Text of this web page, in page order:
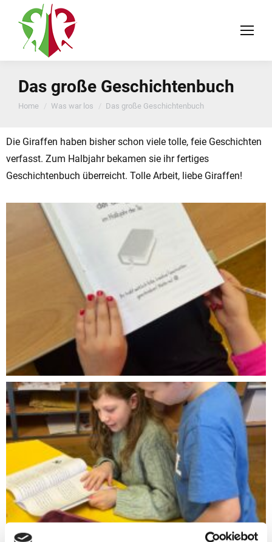
Das große Geschichtenbuch
You are here:
Home Was war los Das große Geschichtenbuch
Die Giraffen haben bisher schon viele tolle, feie Geschichten
verfasst. Zum Halbjahr bekamen sie ihr fertiges
Geschichtenbuch überreicht. Tolle Arbeit, liebe Giraffen!